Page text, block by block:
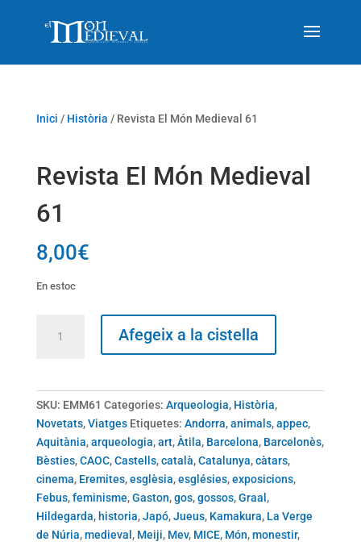
Inici / Història / Revista El Món Medieval 61
Revista El Món Medieval
61
8,00€
En estoc
Afegeix a la cistella
SKU: EMM61 Categories: Arqueologia, Història,
Novetats,Viatges Etiquetes: Andorra,animals,appec,
Aquitània,arqueologia,art,Àtila, Barcelona, Barcelonès,
Bèsties,CAOC,Castells,català,Catalunya,càtars,
cinema, Eremites,esglèsia,esglésies,exposicions,
Febus,feminisme,Gaston,gos,gossos,Graal ,
Hildegarda, historia,Japó,Jueus, Kamakura, La Verge
de Núria,medieval , Meiji, Mev, MICE, Món,monestir,